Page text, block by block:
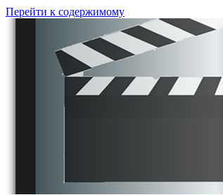
Перейти к содержимому